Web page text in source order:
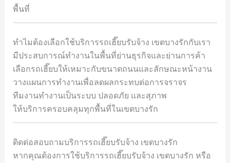
พื้นที่
ทำไมต้องเลือกใช้บริการรถเฮี๊ยบรับจ้าง เขตบางรักกับเรา
มีประสบการณ์ทำงานในพื้นที่ย่านธุรกิจและย่านการค้า
เลือกรถเฮี๊ยบให้เหมาะกับขนาดถนนและลักษณะหน้างาน
วางแผนการทำงานเพื่อลดผลกระทบต่อการจราจร
ทีมงานทำงานเป็นระบบ ปลอดภัย และสุภาพ
ให้บริการครอบคลุมทุกพื้นที่ในเขตบางรัก
ติดต่อสอบถามบริการรถเฮี๊ยบรับจ้าง เขตบางรัก
หากคุณต้องการใช้บริการรถเฮี๊ยบรับจ้าง เขตบางรัก หรือ